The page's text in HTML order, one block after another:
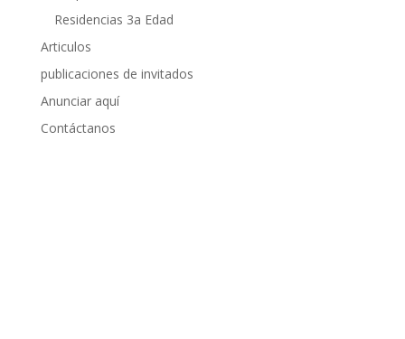
Residencias 3a Edad
Articulos
publicaciones de invitados
Anunciar aquí
Contáctanos